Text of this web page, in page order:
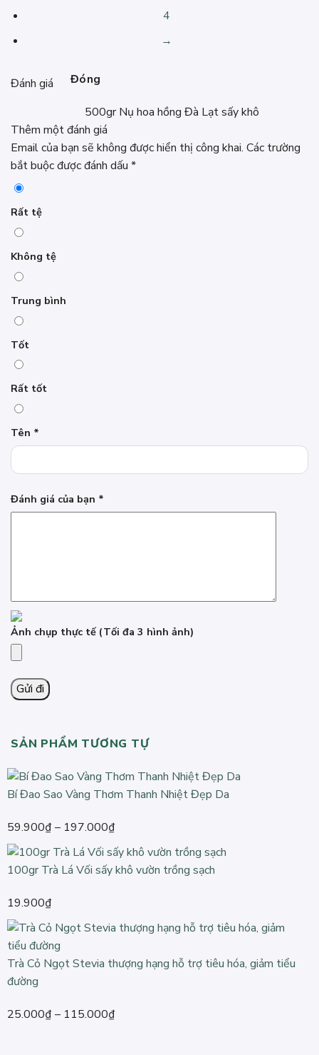
4
→
Đánh giá Đóng
500gr Nụ hoa hồng Đà Lạt sấy khô
Thêm một đánh giá
Email của bạn sẽ không được hiển thị công khai. Các trường
bắt buộc được đánh dấu *
Rất tệ
Không tệ
Trung bình
Tốt
Rất tốt
Tên *
Đánh giá của bạn *
Ảnh chụp thực tế (Tối đa 3 hình ảnh)
SẢN PHẨM TƯƠNG TỰ
Bí Đao Sao Vàng Thơm Thanh Nhiệt Đẹp Da
59.900₫– 197.000₫Khoảng
giá:
từ
100gr Trà Lá Vối sấy khô vườn trồng sạch
19.900₫
Trà Cỏ Ngọt Stevia thượng hạng hỗ trợ tiêu hóa, giảm tiểu
đường
25.000₫– 115.000₫Khoảng